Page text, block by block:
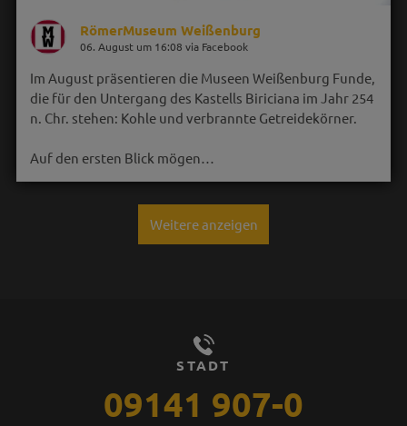
RömerMuseum Weißenburg
06. August um 16:08 via Facebook
Im August präsentieren die Museen Weißenburg Funde,
die für den Untergang des Kastells Biriciana im Jahr 254
n. Chr. stehen: Kohle und verbrannte Getreidekörner.
Auf den ersten Blick mögen…
Weitere anzeigen
STADT
09141 907-0